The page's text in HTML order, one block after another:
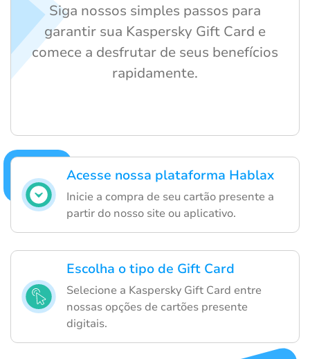
Acesse nossa plataforma Hablax
Inicie a compra de seu cartão presente a
partir do nosso site ou aplicativo.
Escolha o tipo de Gift Card
Selecione a Kaspersky Gift Card entre
nossas opções de cartões presente
digitais.
Siga nossos simples passos para
garantir sua Kaspersky Gift Card e
comece a desfrutar de seus benefícios
rapidamente.